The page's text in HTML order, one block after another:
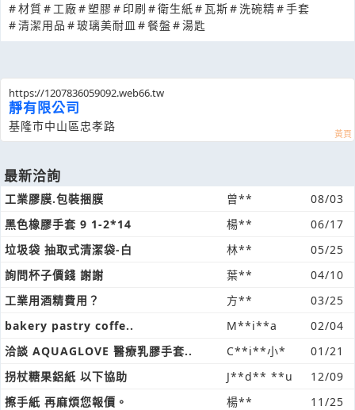
#材質# 工廠#塑膠 # 印刷 #衛生紙# 瓦斯# 洗碗精#手套
#清潔用品 #玻璃美耐皿 #餐盤#湯匙
https://1207836059092.web66.tw
靜有限公司
基隆市中山區忠孝路
最新洽詢
工業膠膜.包裝捆膜 曾**
08/03
黑色橡膠手套 9 1-2*14
楊**
06/17
垃圾袋 抽取式清潔袋-白
林**
05/25
詢問杯子價錢 謝謝
葉**
04/10
工業用酒精費用？
方**
03/25
bakery pastry coffe..
M**i**a
02/04
洽談 AQUAGLOVE 醫療乳膠手套..
C**i**小*
01/21
拐杖糖果鋁紙 以下協助
J**d** **u
12/09
擦手紙 再麻煩您報價。
楊**
11/25